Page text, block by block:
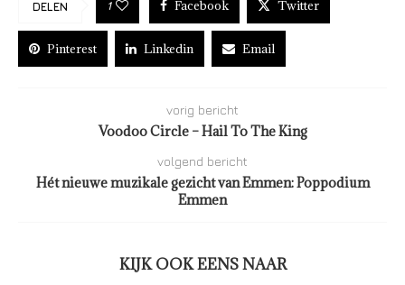
DELEN 1 Facebook Twitter
Pinterest Linkedin Email
vorig bericht
Voodoo Circle – Hail To The King
volgend bericht
Hét nieuwe muzikale gezicht van Emmen: Poppodium
Emmen
KIJK OOK EENS NAAR